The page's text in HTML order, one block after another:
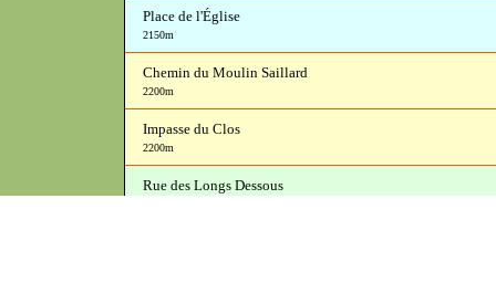
Place de l'Église
2150m
Chemin du Moulin Saillard
2200m
Impasse du Clos
2200m
Rue des Longs Dessous